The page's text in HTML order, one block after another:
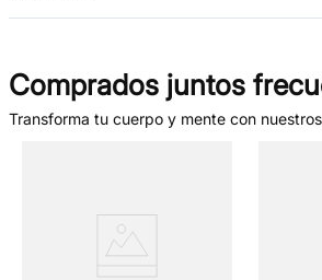
Comprados juntos
Transforma tu cuerpo y mente con